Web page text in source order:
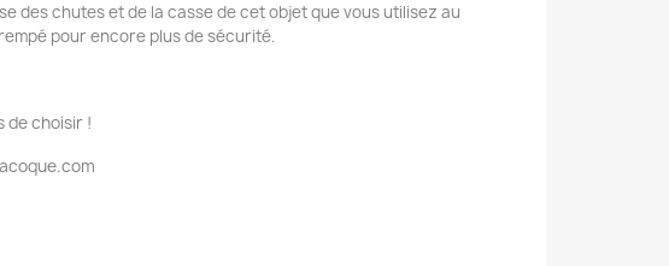
des chutes et de la casse de cet objet que vous utilisez au
pour encore plus de sécurité.
de choisir !